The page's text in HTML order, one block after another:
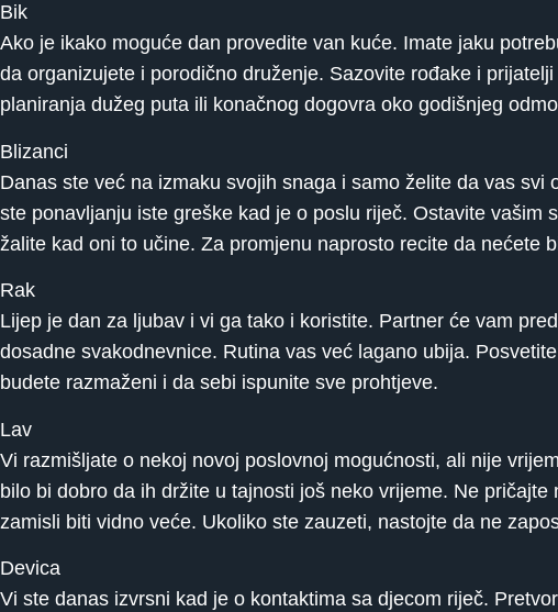
Bik
Ako je ikako moguće dan provedite van kuće. Imate jaku
da organizujete i porodično druženje. Sazovite rođake i
planiranja dužeg puta ili konačnog dogovra oko godišnjeg
Blizanci
Danas ste već na izmaku svojih snaga i samo želite da vas
ste ponavljanju iste greške kad je o poslu riječ. Ostavite
žalite kad oni to učine. Za promjenu naprosto recite da nećete
Rak
Lijep je dan za ljubav i vi ga tako i koristite. Partner će vam
dosadne svakodnevnice. Rutina vas već lagano ubija.
budete razmaženi i da sebi ispunite sve prohtjeve.
Lav
Vi razmišljate o nekoj novoj poslovnoj mogućnosti, ali nije
bilo bi dobro da ih držite u tajnosti još neko vrijeme. Ne
zamisli biti vidno veće. Ukoliko ste zauzeti, nastojte da ne
Devica
Vi ste danas izvrsni kad je o kontaktima sa djecom riječ.